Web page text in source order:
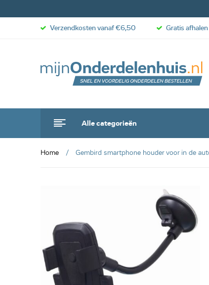
Alle categorieën
Verzendkosten vanaf €6,50 Gratis
Home Gembird smartphone houder voor in de